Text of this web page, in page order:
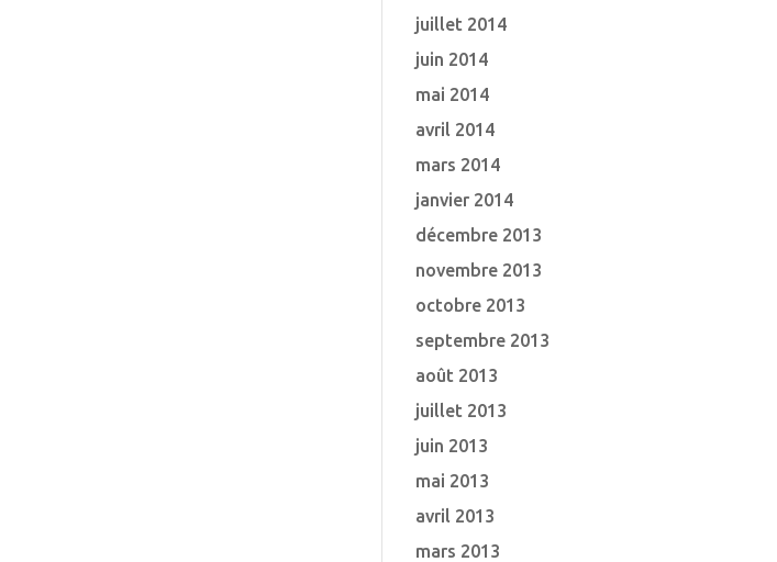
juillet 2014
juin 2014
mai 2014
avril 2014
mars 2014
janvier 2014
décembre 2013
novembre 2013
octobre 2013
septembre 2013
août 2013
juillet 2013
juin 2013
mai 2013
avril 2013
mars 2013